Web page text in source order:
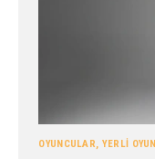
OYUNCULAR, YERLI